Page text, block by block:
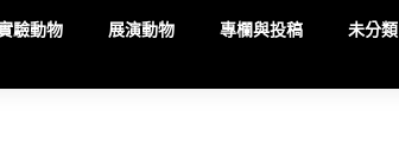
驗動物 展演動物 專欄與投稿 未分類